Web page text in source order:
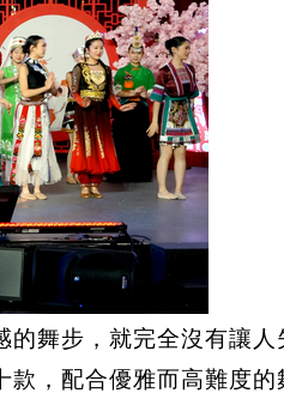
的舞步，就完全沒有讓人
款，配合優雅而高難度